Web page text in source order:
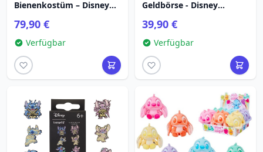
Bienenkostüm – Disney
79,90 €
Verfügbar
Geldbörse - Disney
39,90 €
Verfügbar